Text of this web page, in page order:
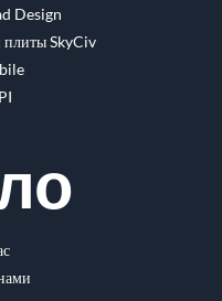
Design
плиты SkyCiv